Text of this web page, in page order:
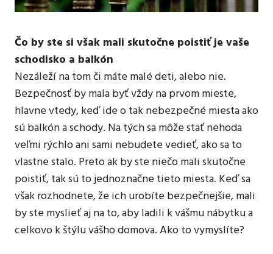
Čo by ste si však mali skutočne poistiť je vaše
schodisko a balkón
Nezáleží na tom či máte malé deti, alebo nie.
Bezpečnosť by mala byť vždy na prvom mieste,
hlavne vtedy, keď ide o tak nebezpečné miesta ako
sú balkón a schody. Na tých sa môže stať nehoda
veľmi rýchlo ani sami nebudete vedieť, ako sa to
vlastne stalo. Preto ak by ste niečo mali skutočne
poistiť, tak sú to jednoznačne tieto miesta. Keď sa
však rozhodnete, že ich urobíte bezpečnejšie, mali
by ste myslieť aj na to, aby ladili k vášmu nábytku a
celkovo k štýlu vášho domova. Ako to vymyslíte?